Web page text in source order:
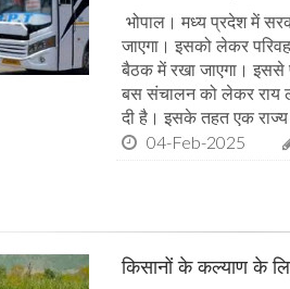
भोपाल। मध्य प्रदेश में
जाएगा। इसको लेकर
बैठक में रखा जाएगा। इससे
बस संचालन को लेकर राय
दी है। इसके तहत एक
04-Feb-2025
किसानों के कल्याण के